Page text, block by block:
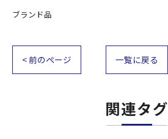
ブランド品
< 前のページ 一覧に戻る
関連タグ